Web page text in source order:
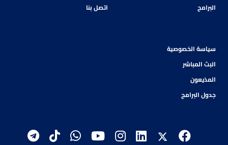
البرامج
اتصل بنا
سياسة الخصوصية
البث المباشر
المذيعون
جدول البرامج